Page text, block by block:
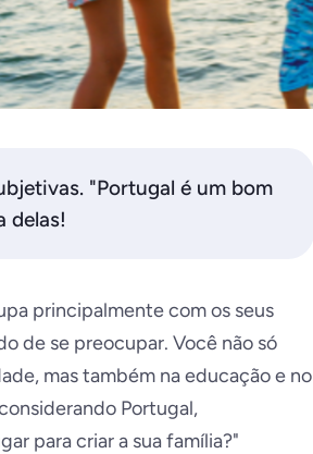
"Portugal é um bom
delas!
principalmente com os seus
de se preocupar. Você não só
mas também na educação e no
Portugal,
para criar a sua família?"